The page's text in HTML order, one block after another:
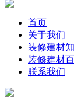
首页
关于我们
装修建材
装修建材
联系我们